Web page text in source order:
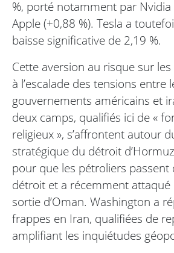
%, porté notamment par Nvidia
Apple (+0,88 %). Tesla a
baisse significative de 2,19 %.
Cette aversion au risque sur
à l’escalade des tensions entre
gouvernements américains et
deux camps, qualifiés ici de «
religieux », s’affrontent autour
stratégique du détroit
pour que les pétroliers passent
détroit et a récemment attaqué
sortie d’Oman. Washington a
frappes en Iran, qualifiées de
amplifiant les inquiétudes